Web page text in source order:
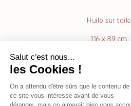
Huile sur toile
116 x 89 cm
Muriel Chazalon